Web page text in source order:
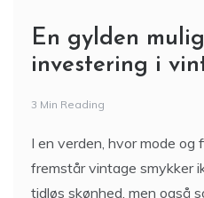
En gylden
investering i
3 Min Reading
I en verden, hvor mode og
fremstår vintage smykker
tidløs skønhed, men også